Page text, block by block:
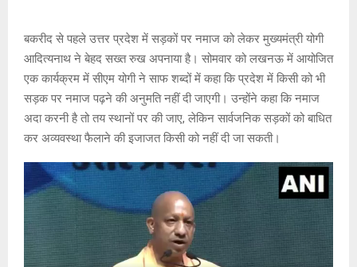
A
p
p
o
o
k
g
e
n
k
बकरीद से पहले उत्तर प्रदेश में सड़कों पर नमाज को लेकर मुख्यमंत्री योगी
आदित्यनाथ ने बेहद सख्त रुख अपनाया है। सोमवार को लखनऊ में आयोजित
एक कार्यक्रम में सीएम योगी ने साफ शब्दों में कहा कि प्रदेश में किसी को भी
सड़क पर नमाज पढ़ने की अनुमति नहीं दी जाएगी। उन्होंने कहा कि नमाज
अदा करनी है तो तय स्थानों पर की जाए, लेकिन सार्वजनिक सड़कों को बाधित
कर अव्यवस्था फैलाने की इजाजत किसी को नहीं दी जा सकती।